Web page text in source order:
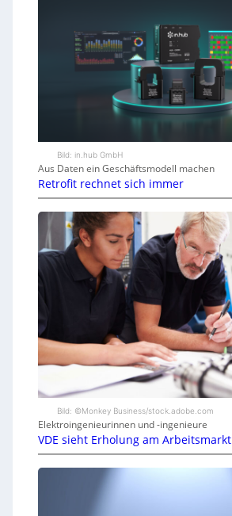
Bild: in.hub GmbH
Aus Daten ein Geschäftsmodell machen
Retrofit rechnet sich immer
Bild: ©Monkey Business/stock.adobe.com
Elektroingenieurinnen und -ingenieure
VDE sieht Erholung am Arbeitsmarkt